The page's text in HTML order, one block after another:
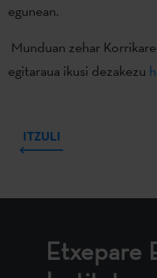
egunean.
Munduan zehar
egitaraua ikusi dezakezu
ITZULI
Etxepare